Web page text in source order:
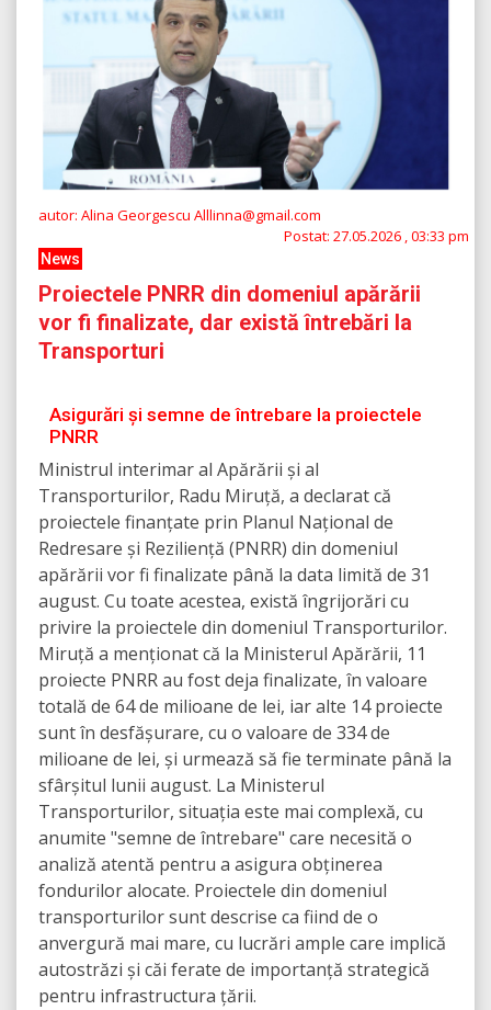
autor: Alina Georgescu Alllinna@gmail.com
Postat: 27.05.2026 , 03:33 pm
News
Proiectele PNRR din domeniul apărării
vor fi finalizate, dar există întrebări la
Transporturi
Asigurări și semne de întrebare la proiectele
PNRR
Ministrul interimar al Apărării și al
Transporturilor, Radu Miruță, a declarat că
proiectele finanțate prin Planul Național de
Redresare și Reziliență (PNRR) din domeniul
apărării vor fi finalizate până la data limită de 31
august. Cu toate acestea, există îngrijorări cu
privire la proiectele din domeniul Transporturilor.
Miruță a menționat că la Ministerul Apărării, 11
proiecte PNRR au fost deja finalizate, în valoare
totală de 64 de milioane de lei, iar alte 14 proiecte
sunt în desfășurare, cu o valoare de 334 de
milioane de lei, și urmează să fie terminate până la
sfârșitul lunii august. La Ministerul
Transporturilor, situația este mai complexă, cu
anumite "semne de întrebare" care necesită o
analiză atentă pentru a asigura obținerea
fondurilor alocate. Proiectele din domeniul
transporturilor sunt descrise ca fiind de o
anvergură mai mare, cu lucrări ample care implică
autostrăzi și căi ferate de importanță strategică
pentru infrastructura țării.